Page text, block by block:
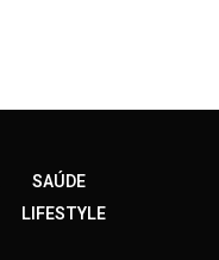
SAÚDE
LIFESTYLE